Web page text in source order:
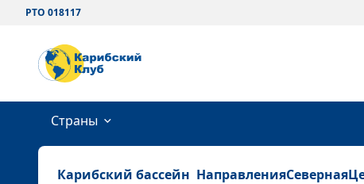
РТО 018117
Страны
Карибский бассейн НаправленияСеверная